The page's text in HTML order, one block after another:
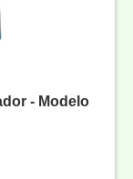
- Modelo